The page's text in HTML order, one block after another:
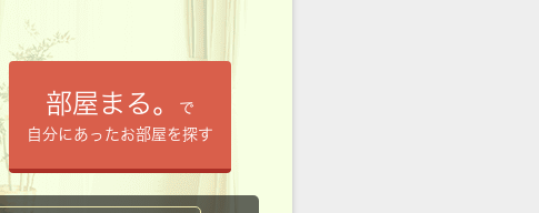
部屋まる。
で
自分にあったお部屋を探す